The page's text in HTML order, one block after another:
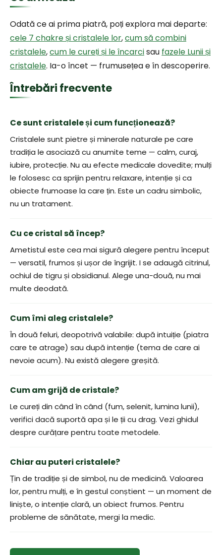
Odată ce ai prima piatră, poți explora mai departe:
cele 7 chakre și cristalele lor,cum să combini
cristalele,cum le cureți și le încarcisau fazele Lunii și
cristalele. Ia-o încet — frumusețea e în descoperire.
Întrebări frecvente
Ce sunt cristalele și cum funcționează?
Cristalele sunt pietre și minerale naturale pe care
tradiția le asociază cu anumite teme — calm, curaj,
iubire, protecție. Nu au efecte medicale dovedite; mulți
le folosesc ca sprijin pentru relaxare, intenție și ca
obiecte frumoase la care țin. Este un cadru simbolic,
nu un tratament.
Cu ce cristal să încep?
Ametistul este cea mai sigură alegere pentru început
— versatil, frumos și ușor de îngrijit. I se adaugă citrinul,
ochiul de tigru și obsidianul. Alege una-două, nu mai
multe deodată.
Cum îmi aleg cristalele?
În două feluri, deopotrivă valabile: după intuiție (piatra
care te atrage) sau după intenție (tema de care ai
nevoie acum). Nu există alegere greșită.
Cum am grijă de cristale?
Le cureți din când în când (fum, selenit, lumina lunii),
verifici dacă suportă apa și le ții cu drag. Vezi ghidul
despre curățare pentru toate metodele.
Chiar au puteri cristalele?
Țin de tradiție și de simbol, nu de medicină. Valoarea
lor, pentru mulți, e în gestul conștient — un moment de
liniște, o intenție clară, un obiect frumos. Pentru
probleme de sănătate, mergi la medic.